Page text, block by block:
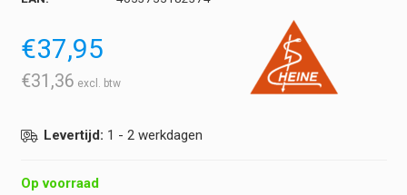
€37,95
€31,36
Levertijd: 1 - 2 werkdagen
Op voorraad